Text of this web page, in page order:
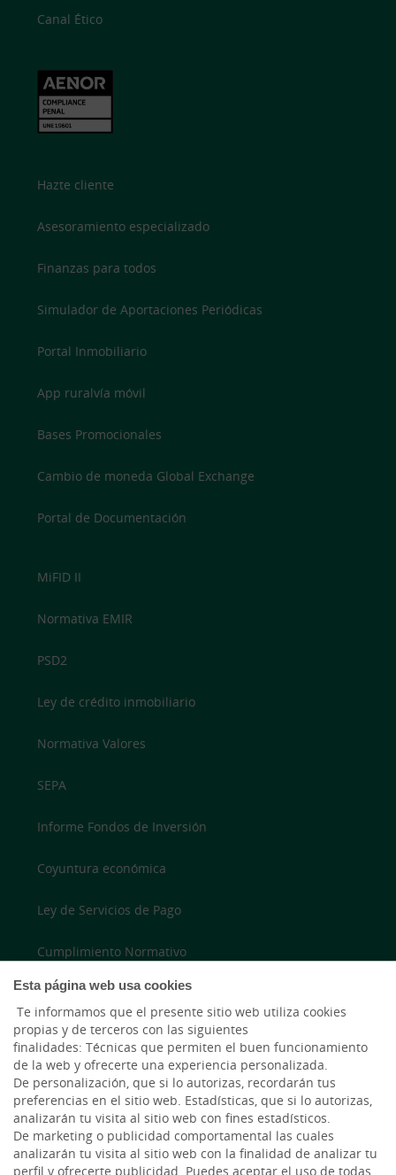
Esta página web usa cookies
Te informamos que el presente sitio web utiliza cookies
propias y de terceros con las siguientes
finalidades: Técnicas que permiten el buen funcionamiento
de la web y ofrecerte una experiencia personalizada.
De personalización, que si lo autorizas, recordarán tus
preferencias en el sitio web. Estadísticas, que si lo autorizas,
analizarán tu visita al sitio web con fines estadísticos.
De marketing o publicidad comportamental las cuales
analizarán tu visita al sitio web con la finalidad de analizar tu
perfil y ofrecerte publicidad. Puedes aceptar el uso de todas
Canal Ético
Hazte cliente
Asesoramiento especializado
Finanzas para todos
Simulador de Aportaciones Periódicas
Portal Inmobiliario
App ruralvía móvil
Bases Promocionales
Cambio de moneda Global Exchange
Portal de Documentación
MiFID II
Normativa EMIR
PSD2
Ley de crédito inmobiliario
Normativa Valores
SEPA
Informe Fondos de Inversión
Coyuntura económica
Ley de Servicios de Pago
Cumplimiento Normativo
Accesibilidad
LinkedIn
Instagram